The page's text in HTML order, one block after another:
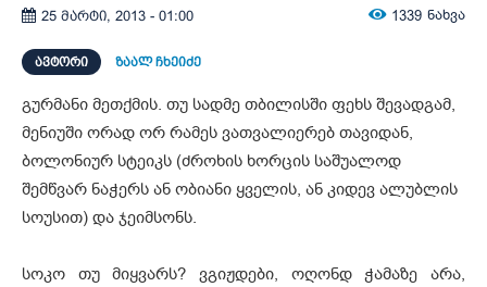
25 მარტი, 2013 - 01:00 1339 ნახვა
ᲐᲕᲢᲝᲠᲘ ზაალ ჩხეიძე
გურმანი მეთქმის. თუ სადმე თბილისში ფეხს შევადგამ,
მენიუში ორად ორ რამეს ვათვალიერებ თავიდან,
ბოლონიურ სტეიკს (ძროხის ხორცის საშუალოდ
შემწვარ ნაჭერს ან ობიანი ყველის, ან კიდევ ალუბლის
სოუსით) და ჯეიმსონს.
სოკო თუ მიყვარს? ვგიჟდები, ოღონდ ჭამაზე არა,